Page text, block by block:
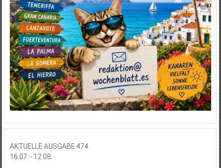
AKTUELLE AUSGABE 474
16.07. - 12.08.